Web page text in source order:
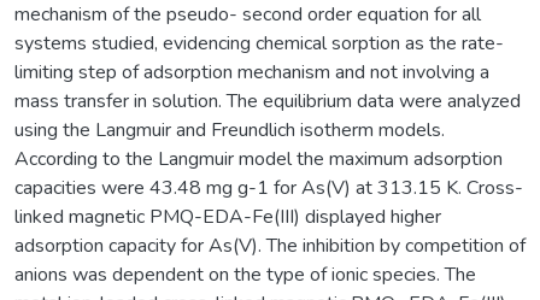
mechanism of the pseudo- second order equation for all
systems studied, evidencing chemical sorption as the rate-
limiting step of adsorption mechanism and not involving a
mass transfer in solution. The equilibrium data were analyzed
using the Langmuir and Freundlich isotherm models.
According to the Langmuir model the maximum adsorption
capacities were 43.48 mg g-1 for As(V) at 313.15 K. Cross-
linked magnetic PMQ-EDA-Fe(III) displayed higher
adsorption capacity for As(V). The inhibition by competition of
anions was dependent on the type of ionic species. The